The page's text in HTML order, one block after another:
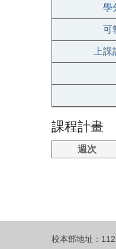
學
可
上
課程計畫
週次
校本部地址：